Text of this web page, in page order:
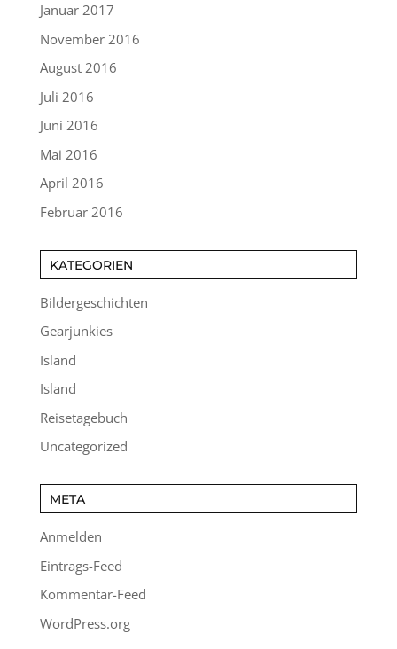
Januar 2017
November 2016
August 2016
Juli 2016
Juni 2016
Mai 2016
April 2016
Februar 2016
KATEGORIEN
Bildergeschichten
Gearjunkies
Island
Island
Reisetagebuch
Uncategorized
META
Anmelden
Eintrags-Feed
Kommentar-Feed
WordPress.org